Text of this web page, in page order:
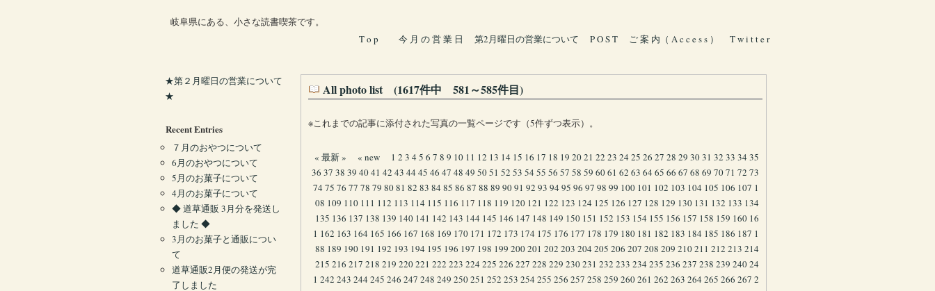
岐阜県にある、小さな読書喫茶です。
T o p
今 月 の 営 業 日 第2月曜日の営業について P O S T ご 案 内（ A c c e s s ） T w i t t e r
All photo list (1617件中 581～585件目)
※これまでの記事に添付された写真の一覧ページです（5件ずつ表示）。
« 最新 » « new 1 2 3 4 5 6 7 8 9 10 11 12 13 14 15 16 17 18 19 2021 22 23 24 25 26 27 28 29 3031 32 33 34 35
36 37 38 39 4041 42 43 44 45 46 47 48 49 5051 52 53 54 55 56 57 58 59 6061 62 63 64 65 66 67 68 69 7071 72 73
74 75 76 77 78 79 8081 82 83 84 85 86 87 88 89 9091 92 93 94 95 96 97 98 99 100 101 102 103 104 105 106 107 1
08 109 110 111 112 113 114 115 116 117 118 119 120 121 122 123 124 125 126 127 128 129 130 131 132 133 134
135 136 137 138 139 140 141 142 143 144 145 146 147 148 149 150 151 152 153 154 155 156 157 158 159 160 16
1 162 163 164 165 166 167 168 169 170 171 172 173 174 175 176 177 178 179 180 181 182 183 184 185 186 187 1
88 189 190 191 192 193 194 195 196 197 198 199 200201 202 203 204 205 206 207 208 209 210211 212 213 214
215 216 217 218 219 220221 222 223 224 225 226 227 228 229 230231 232 233 234 235 236 237 238 239 24024
1 242 243 244 245 246 247 248 249 250251 252 253 254 255 256 257 258 259 260261 262 263 264 265 266 267 2
★第２月曜日の営業について
★
Recent Entries
７月のおやつについて
6月のおやつについて
5月のお菓子について
4月のお菓子について
◆ 道草通販 3月分を発送し
ました ◆
3月のお菓子と通販につい
て
道草通販2月便の発送が完
了しました